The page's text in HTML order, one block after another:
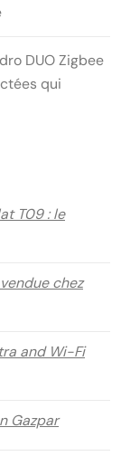
DUO Zigbee
qui
T09 : le
chez
and Wi-Fi
Gazpar